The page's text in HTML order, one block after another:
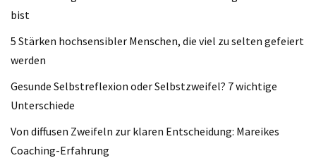
bist
5 Stärken hochsensibler Menschen, die viel zu selten gefeiert
werden
Gesunde Selbstreflexion oder Selbstzweifel? 7 wichtige
Unterschiede
Von diffusen Zweifeln zur klaren Entscheidung: Mareikes
Coaching-Erfahrung